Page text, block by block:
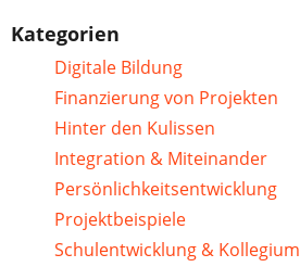
Kategorien
Digitale Bildung
Finanzierung von Projekten
Hinter den Kulissen
Integration & Miteinander
Persönlichkeitsentwicklung
Projektbeispiele
Schulentwicklung & Kollegium